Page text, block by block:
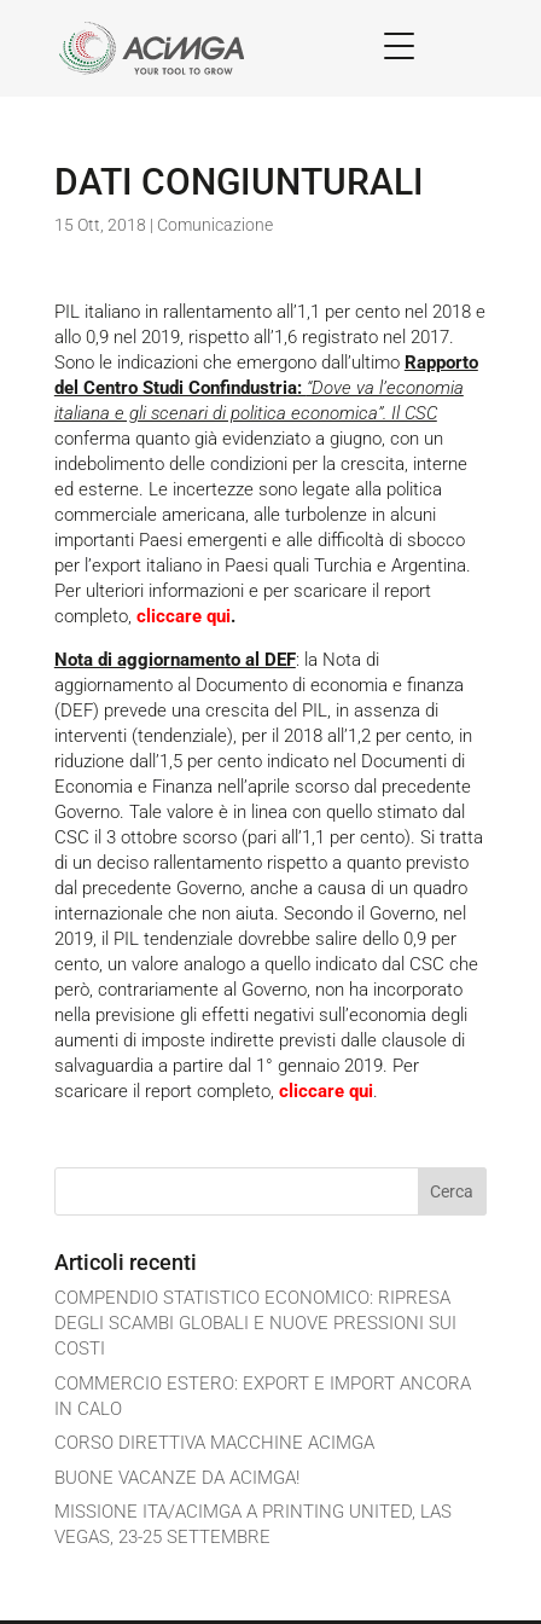
DATI CONGIUNTURALI
15 Ott, 2018 | Comunicazione
PIL italiano in rallentamento all’1,1 per cento nel 2018 e
allo 0,9 nel 2019, rispetto all’1,6 registrato nel 2017.
Sono le indicazioni che emergono dall’ultimo Rapporto
del Centro Studi Confindustria: “Dove va l’economia
italiana e gli scenari di politica economica”. Il CSC
conferma quanto già evidenziato a giugno, con un
indebolimento delle condizioni per la crescita, interne
ed esterne. Le incertezze sono legate alla politica
commerciale americana, alle turbolenze in alcuni
importanti Paesi emergenti e alle difficoltà di sbocco
per l’export italiano in Paesi quali Turchia e Argentina.
Per ulteriori informazioni e per scaricare il report
completo, cliccare qui.
Nota di aggiornamento al DEF: la Nota di
aggiornamento al Documento di economia e finanza
(DEF) prevede una crescita del PIL, in assenza di
interventi (tendenziale), per il 2018 all’1,2 per cento, in
riduzione dall’1,5 per cento indicato nel Documenti di
Economia e Finanza nell’aprile scorso dal precedente
Governo. Tale valore è in linea con quello stimato dal
CSC il 3 ottobre scorso (pari all’1,1 per cento). Si tratta
di un deciso rallentamento rispetto a quanto previsto
dal precedente Governo, anche a causa di un quadro
internazionale che non aiuta. Secondo il Governo, nel
2019, il PIL tendenziale dovrebbe salire dello 0,9 per
cento, un valore analogo a quello indicato dal CSC che
però, contrariamente al Governo, non ha incorporato
nella previsione gli effetti negativi sull’economia degli
aumenti di imposte indirette previsti dalle clausole di
salvaguardia a partire dal 1° gennaio 2019. Per
scaricare il report completo, cliccare qui.
Articoli recenti
COMPENDIO STATISTICO ECONOMICO: RIPRESA
DEGLI SCAMBI GLOBALI E NUOVE PRESSIONI SUI
COSTI
COMMERCIO ESTERO: EXPORT E IMPORT ANCORA
IN CALO
CORSO DIRETTIVA MACCHINE ACIMGA
BUONE VACANZE DA ACIMGA!
MISSIONE ITA/ACIMGA A PRINTING UNITED, LAS
VEGAS, 23-25 SETTEMBRE